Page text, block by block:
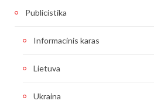
Publicistika
Informacinis karas
Lietuva
Ukraina